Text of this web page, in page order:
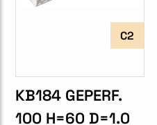
C2
KB184 GEPERF.
100 H=60 D=1.0